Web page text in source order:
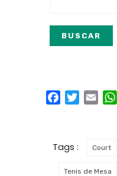
FacebookTwitter
Email
Tags : Court
Tenis de Mesa